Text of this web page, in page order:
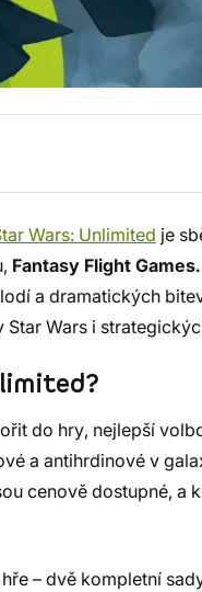
Wars: Unlimited je
Fantasy Flight Games.
a dramatických
Wars i
do hry, nejlepší
a antihrdinové v
cenově dostupné, a
– dvě kompletní